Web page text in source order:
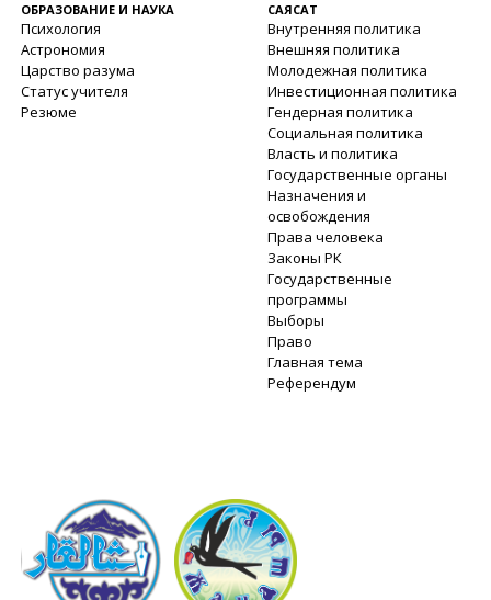
ОБРАЗОВАНИЕ И НАУКА
Психология
Астрономия
Царство разума
Статус учителя
Резюме
САЯСАТ
Внутренняя политика
Внешняя политика
Молодежная политика
Инвестиционная политика
Гендерная политика
Социальная политика
Власть и политика
Государственные органы
Назначения и
освобождения
Права человека
Законы РК
Государственные
программы
Выборы
Право
Главная тема
Референдум